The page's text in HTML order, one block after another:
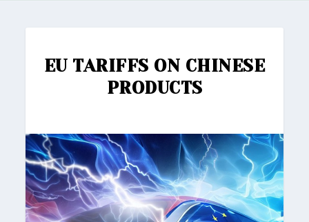
EU TARIFFS ON CHINESE
PRODUCTS